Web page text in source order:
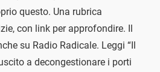
questo. Una rubrica
con link per approfondire. Il
su Radio Radicale. Leggi “Il
a decongestionare i porti